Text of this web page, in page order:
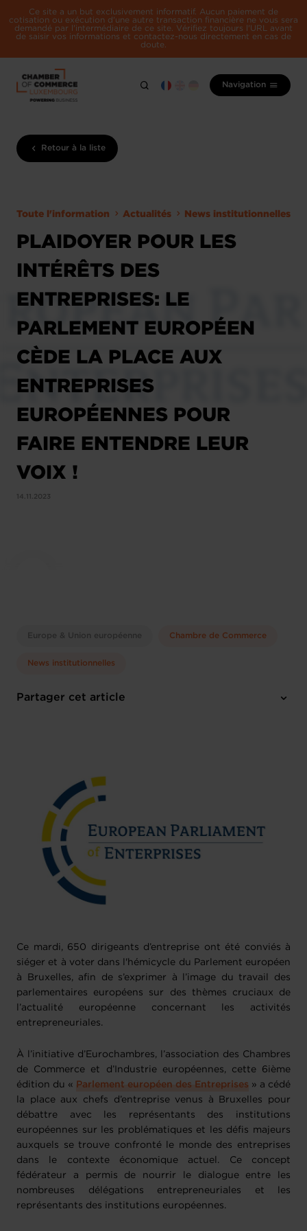
Ce site a un but exclusivement informatif. Aucun paiement de
cotisation ou exécution d'une autre transaction financière ne vous sera
demandé par l'intermédiaire de ce site. Vérifiez toujours l'URL avant
de saisir vos informations et contactez-nous directement en cas de
doute.
Navigation
Retour à la liste
Toute l'information Actualités News institutionnelles
PLAIDOYER POUR LES
INTÉRÊTS DES
ENTREPRISES: LE
PARLEMENT EUROPÉEN
CÈDE LA PLACE AUX
ENTREPRISES
EUROPÉENNES POUR
FAIRE ENTENDRE LEUR
VOIX !
14.11.2023
Europe & Union européenne Chambre de Commerce
News institutionnelles
Partager cet article
Ce mardi, 650 dirigeants d’entreprise ont été conviés à
siéger et à voter dans l'hémicycle du Parlement européen
à Bruxelles, afin de s’exprimer à l’image du travail des
parlementaires européens sur des thèmes cruciaux de
l’actualité européenne concernant les activités
entrepreneuriales.
À l’initiative d’Eurochambres, l’association des Chambres
de Commerce et d’Industrie européennes, cette 6ième
édition du «
Parlement européen des Entreprises » a cédé
la place aux chefs d’entreprise venus à Bruxelles pour
débattre avec les représentants des institutions
européennes sur les problématiques et les défis majeurs
auxquels se trouve confronté le monde des entreprises
dans le contexte économique actuel. Ce concept
fédérateur a permis de nourrir le dialogue entre les
nombreuses délégations entrepreneuriales et les
représentants des institutions européennes.